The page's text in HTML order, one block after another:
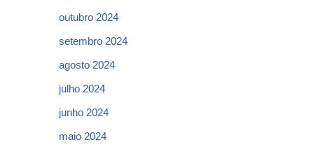
outubro 2024
setembro 2024
agosto 2024
julho 2024
junho 2024
maio 2024